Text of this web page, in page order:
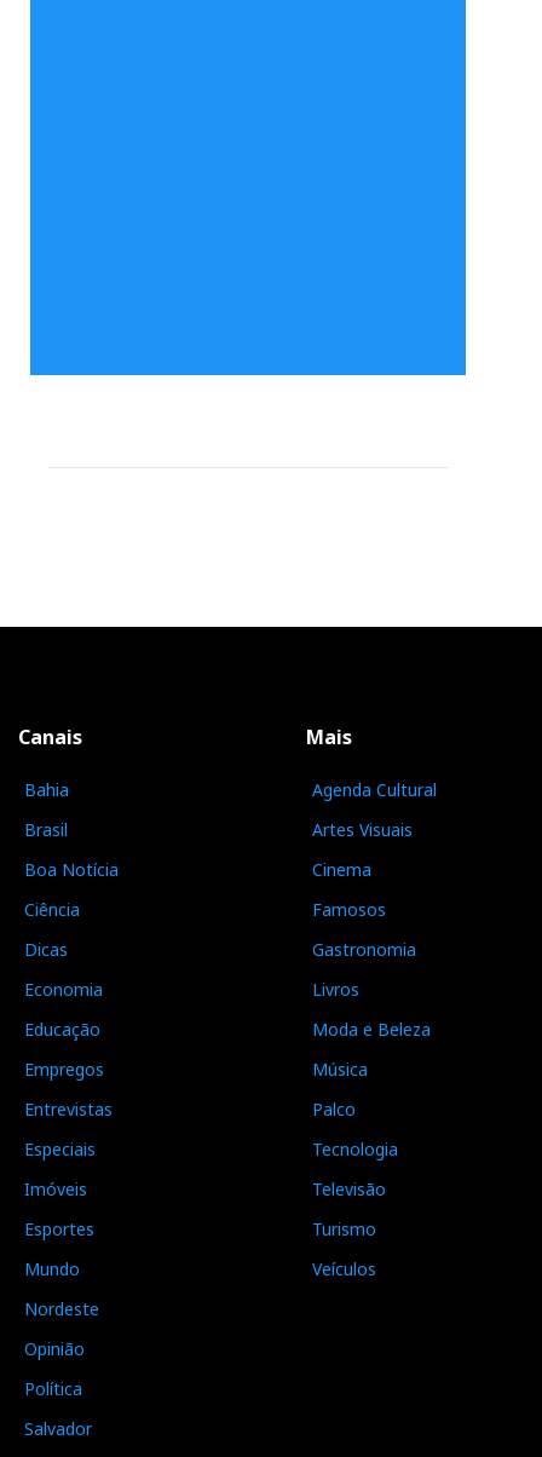
Canais
Bahia
Brasil
Boa Notícia
Ciência
Dicas
Economia
Educação
Empregos
Entrevistas
Especiais
Imóveis
Esportes
Mundo
Nordeste
Opinião
Política
Salvador
Mais
Agenda Cultural
Artes Visuais
Cinema
Famosos
Gastronomia
Livros
Moda e Beleza
Música
Palco
Tecnologia
Televisão
Turismo
Veículos